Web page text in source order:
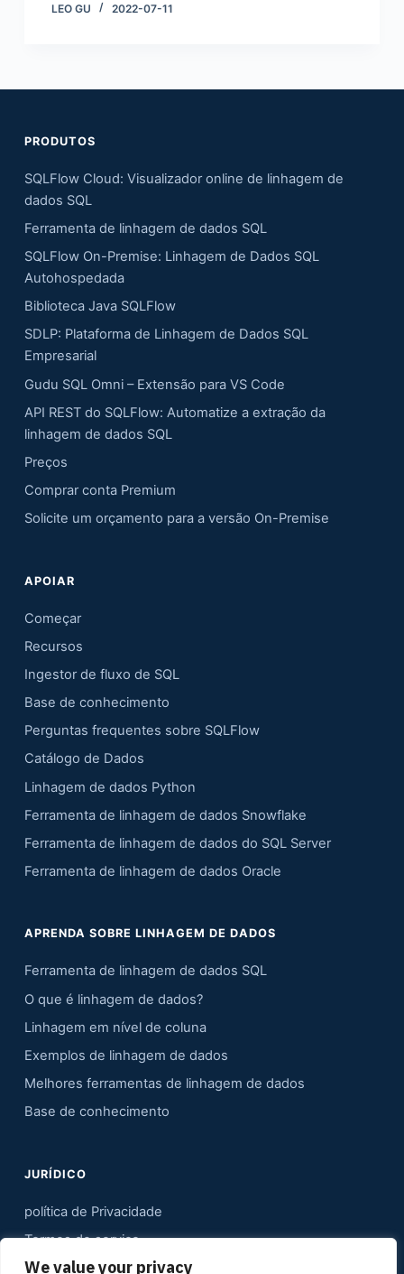
We value your privacy
LEO GU 2022-07-11
PRODUTOS
SQLFlow Cloud: Visualizador online de linhagem de
dados SQL
Ferramenta de linhagem de dados SQL
SQLFlow On-Premise: Linhagem de Dados SQL
Autohospedada
Biblioteca Java SQLFlow
SDLP: Plataforma de Linhagem de Dados SQL
Empresarial
Gudu SQL Omni – Extensão para VS Code
API REST do SQLFlow: Automatize a extração da
linhagem de dados SQL
Preços
Comprar conta Premium
Solicite um orçamento para a versão On-Premise
APOIAR
Começar
Recursos
Ingestor de fluxo de SQL
Base de conhecimento
Perguntas frequentes sobre SQLFlow
Catálogo de Dados
Linhagem de dados Python
Ferramenta de linhagem de dados Snowflake
Ferramenta de linhagem de dados do SQL Server
Ferramenta de linhagem de dados Oracle
APRENDA SOBRE LINHAGEM DE DADOS
Ferramenta de linhagem de dados SQL
O que é linhagem de dados?
Linhagem em nível de coluna
Exemplos de linhagem de dados
Melhores ferramentas de linhagem de dados
Base de conhecimento
JURÍDICO
política de Privacidade
Termos de serviço
Contato